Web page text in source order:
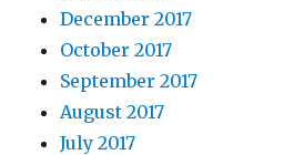
December 2017
October 2017
September 2017
August 2017
July 2017